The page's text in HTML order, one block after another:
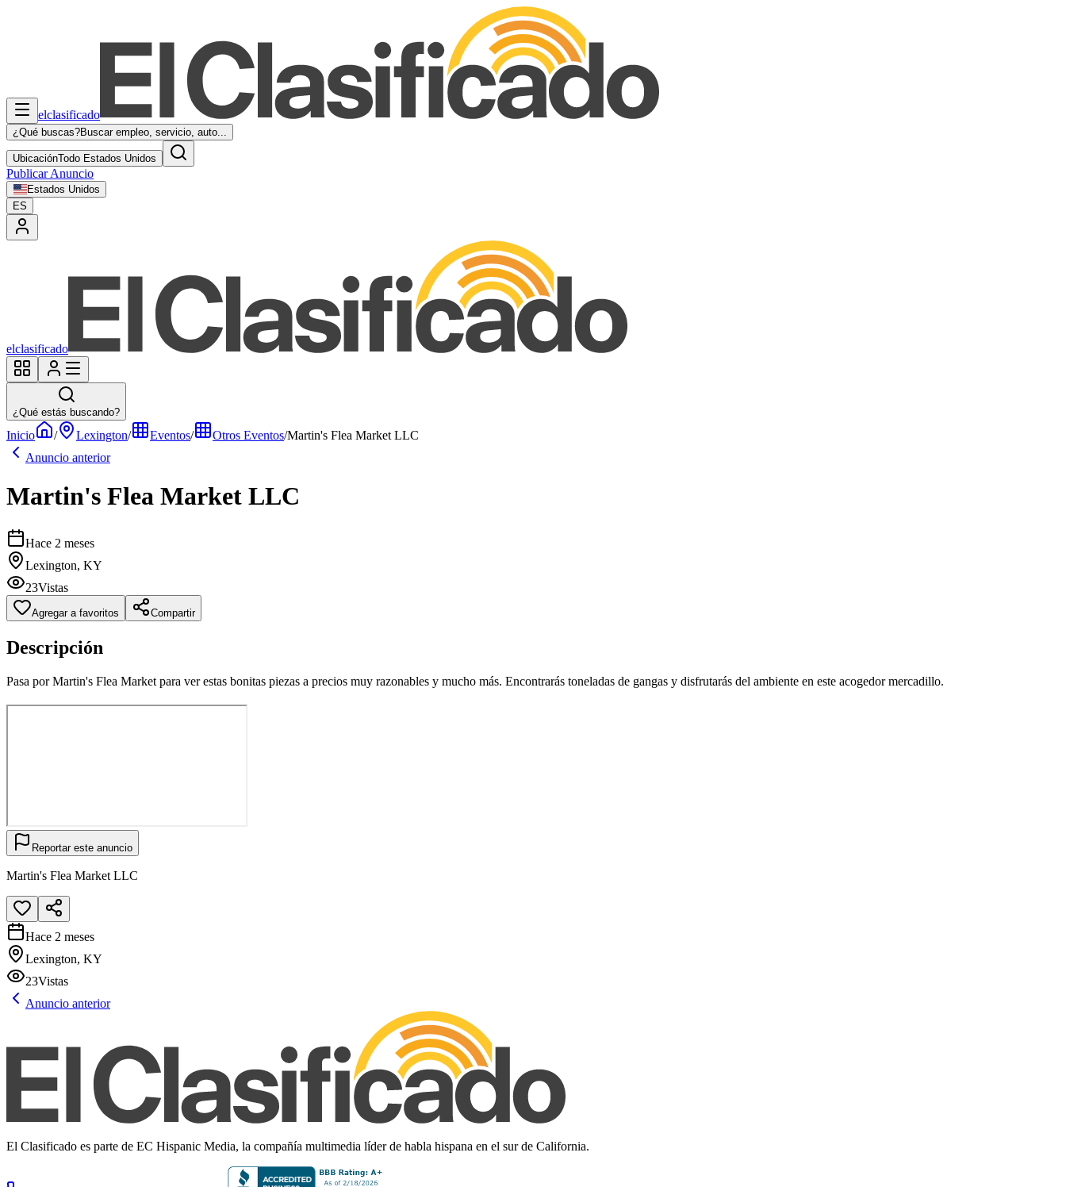
elclasificado
¿Qué buscas?Buscar empleo, servicio, auto...
UbicaciónTodo Estados Unidos
Publicar Anuncio
Estados Unidos
ES
elclasificado
¿Qué estás buscando?
Inicio / Lexington/ Eventos/ Otros Eventos/Martin's Flea Market LLC
Anuncio anterior
Martin's Flea Market LLC
Hace 2 meses
Lexington, KY
23Vistas
Agregar a favoritos Compartir
Descripción
Pasa por Martin's Flea Market para ver estas bonitas piezas a precios muy razonables y mucho más. Encontrarás toneladas de gangas y disfrutarás del ambiente en este acogedor mercadillo.
Reportar este anuncio
Martin's Flea Market LLC
Hace 2 meses
Lexington, KY
23Vistas
Anuncio anterior
El Clasificado es parte de EC Hispanic Media, la compañía multimedia líder de habla hispana en el sur de California.